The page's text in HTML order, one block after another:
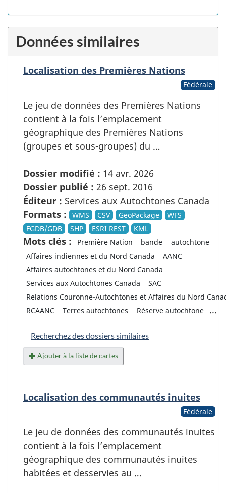
Données similaires
Localisation des Premières Nations
Fédérale
Le jeu de données des Premières Nations
contient à la fois l’emplacement
géographique des Premières Nations
(groupes et sous-groupes) du …
Dossier modifié : 14 avr. 2026
Dossier publié : 26 sept. 2016
Éditeur : Services aux Autochtones Canada
Formats :
WMS CSV GeoPackage
WFS
FGDB/GDB
SHP ESRI REST KML
Mots clés : Première Nation bande
autochtone
Affaires indiennes et du Nord Canada
AANC
Affaires autochtones et du Nord Canada
Services aux Autochtones Canada
SAC
Relations Couronne-Autochtones et Affaires du Nord
RCAANC
Terres autochtones Réserve autochtone ...
Recherchez des dossiers similaires
Ajouter à la liste de cartes
Localisation des communautés inuites
Fédérale
Le jeu de données des communautés inuites
contient à la fois l’emplacement
géographique des communautés inuites
habitées et desservies au …